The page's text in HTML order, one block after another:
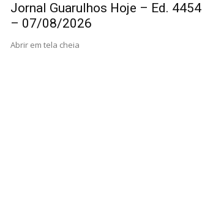
Jornal Guarulhos Hoje – Ed. 4454
– 07/08/2026
Abrir em tela cheia